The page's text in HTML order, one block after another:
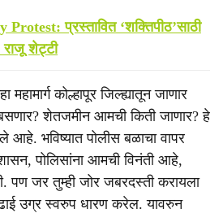
प्रस्तावित ‘शक्तिपीठ’साठी
शेट्टी
कोल्हापूर जिल्ह्यातून जाणार
शेतजमीन आमची किती जाणार? हे
आहे. भविष्यात पोलीस बळाचा वापर
पोलिसांना आमची विनंती आहे,
पण जर तुम्ही जोर जबरदस्ती करायला
उग्र स्वरुप धारण करेल. यावरुन